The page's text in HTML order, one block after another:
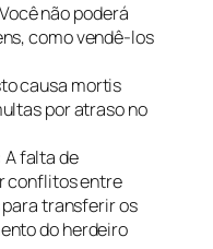
Você não poderá
como vendê-los
causa mortis
por atraso no
A falta de
conflitos entre
transferir os
do herdeiro